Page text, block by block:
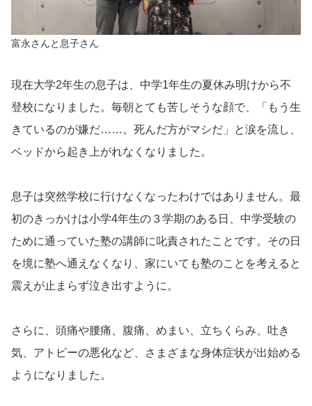
富永さんと息子さん
現在大学2年生の息子は、中学1年生の夏休み明けから不
登校になりました。毎朝とても苦しそうな顔で、「もう生
きているのが嫌だ……。死んだ方がマシだ」と涙を流し、
ベッドから起き上がれなくなりました。
息子は突然学校に行けなくなったわけではありません。最
初のきっかけは小学4年生の３学期のある日、中学受験の
ために通っていた塾の講師に叱責されたことです。その日
を境に塾へ通えなくなり、家にいても塾のことを考えると
震えが止まらず泣き出すように。
さらに、頭痛や腰痛、腹痛、めまい、立ちくらみ、吐き
気、アトピーの悪化など、さまざまな身体症状が出始める
ようになりました。